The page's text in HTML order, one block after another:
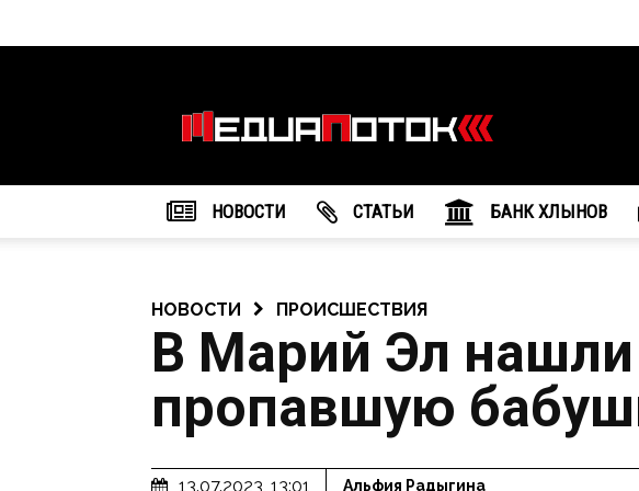
агентство
"МедиаПоток"
НОВОСТИ CТАТЬИ БАНК ХЛЫНОВ
НОВОСТИ ПРОИСШЕСТВИЯ
В Марий Эл нашли
пропавшую
13.07.2023, 13:01 Альфия Радыгина